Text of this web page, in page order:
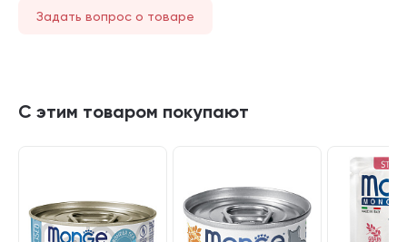
Задать вопрос о товаре
С этим товаром покупают